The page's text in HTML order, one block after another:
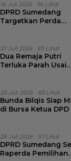
16 Juli 2026 96 Lihat
DPRD Sumedang
Targetkan Perda
Pencalonan
27 Juli 2026 85 Lihat
Dua Remaja Putri
Terluka Parah Usai
Tanjungsari
20 Juli 2026 60 Lihat
Bunda Bilqis Siap
di Bursa Ketua DPD
28 Juli 2026 57 Lihat
DPRD Sumedang
Raperda Pemilihan